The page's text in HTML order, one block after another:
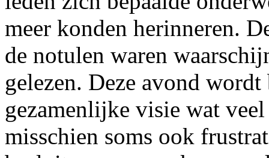
meer konden herinneren.
de notulen waren
gelezen. Deze avond
gezamenlijke visie wat
misschien soms ook